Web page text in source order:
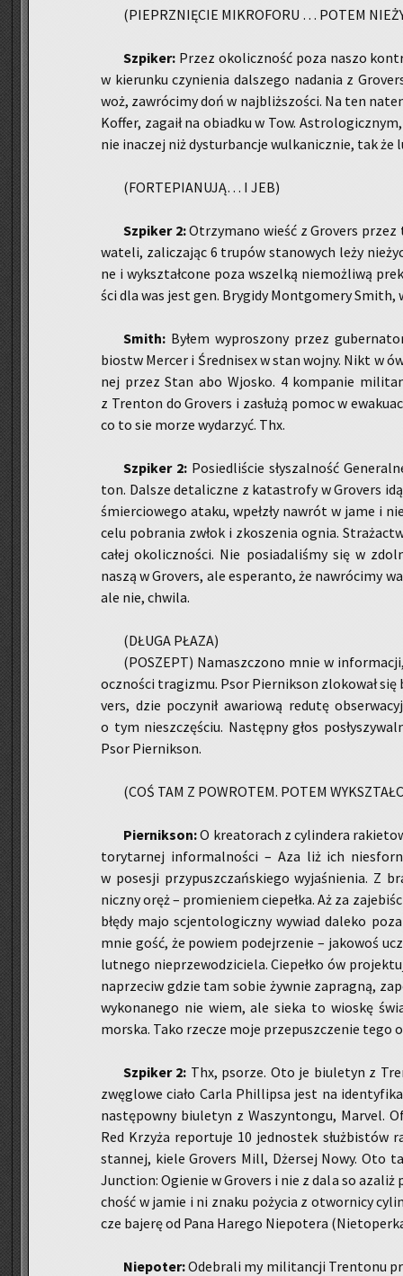
(PIE­PRZ­NIĘ­CIE MI­KRO­FO­RU … POTEM
Szpi­ker: Przez oko­licz­ność poza naszo
w kie­run­ku czy­nie­nia dal­sze­go nada­nia z
woż, za­wró­ci­my doń w naj­bliż­szo­ści. Na ten
Kof­fer, za­ga­ił na obiad­ku w Tow.
nie ina­czej niż dys­tur­ban­cje wul­ka­nicz­nie, tak że
(FOR­TE­PIA­NU­JĄ… I JEB)
Szpi­ker 2:Otrzy­ma­no wieść z Gro­vers
wa­te­li, za­li­cza­jąc 6 tru­pów sta­no­wych leży
ne i wy­kształ­co­ne poza wszel­ką nie­moż­li­wą
ści dla was jest gen. Bry­gi­dy Mont­go­me­ry Smith,
Smith: Byłem wy­pro­szo­ny przez
biostw Mer­cer i Śred­ni­sex w stan wojny. Nikt w
nej przez Stan abo Wjo­sko. 4 kom­pa­nie
z Tren­ton do Gro­vers i za­słu­żą pomoc w
co to sie morze wy­da­rzyć. Thx.
Szpi­ker 2:Po­sie­dli­ście sły­szal­ność
ton. Dal­sze de­ta­licz­ne z ka­ta­stro­fy w Gro­vers
śmier­cio­we­go ataku, wpeł­zły na­wrót w jame i
ce­lu po­bra­nia zwłok i zko­sze­nia ognia.
całej oko­licz­no­ści. Nie po­sia­da­li­śmy się w
naszą w Gro­vers, ale espe­ran­to, że na­wró­ci­my
ale nie, chwi­la.
(DŁUGA PŁAZA)
(PO­SZEPT) Na­masz­czo­no mnie w
ocz­no­ści tra­gi­zmu. Psor Pier­nik­son zlo­ko­wał
vers, dzie po­czy­nił awa­rio­wą re­du­tę
o tym nie­szczę­ściu. Na­stęp­ny głos
Psor Pier­nik­son.
(COŚ TAM Z PO­WRO­TEM. POTEM
Pier­nik­son:O kre­ato­rach z cy­lin­de­ra
to­ry­tar­nej in­for­mal­no­ści – Aza liż ich
w po­se­sji przy­pusz­czań­skie­go wy­ja­śnie­nia. Z
nicz­ny oręż – pro­mie­niem cie­peł­ka. Aż za
błę­dy majo scjen­to­lo­gicz­ny wy­wiad da­le­ko
mnie gość, że po­wiem po­dej­rze­nie – ja­ko­woś
lut­ne­go nie­prze­wo­dzi­cie­la. Cie­peł­ko ów
na­prze­ciw gdzie tam sobie żyw­nie za­pra­gną,
wy­ko­na­ne­go nie wiem, ale sieka to wio­skę
mor­ska. Tako rze­cze moje prze­pusz­cze­nie tego
Szpi­ker 2: Thx, pso­rze. Oto je biu­le­tyn z
zwę­glo­we ciało Carla Phil­lip­sa jest na
na­stę­pow­ny biu­le­tyn z Wa­szyn­ton­gu, Ma­rvel.
Red Krzy­ża re­por­tu­je 10 jed­no­stek służ­bi­stów
stan­nej, kiele Gro­vers Mill, Dżer­sej Nowy. Oto
Junc­tion: Ogie­nie w Gro­vers i nie z dala so
chość w jamie i ni znaku po­ży­cia z otwor­ni­cy
cze ba­je­rę od Pana Ha­re­go Nie­po­te­ra
Nie­po­ter:Ode­bra­li my mi­li­tan­cji Tren­to­nu